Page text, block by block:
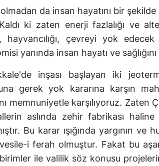
da insan hayatını bir
ki zaten enerji fazlalığı ve
hayvancılığı, çevreyi yok
yanında insan hayatı ve
inşası başlayan iki
gerek yok kararına karşın
memnuniyetle karşılıyoruz. Zaten
aslında zehir fabrikası
Bu karar ışığında yargının
i ferah olmuştur. Fakat bu
ile valilik söz konusu